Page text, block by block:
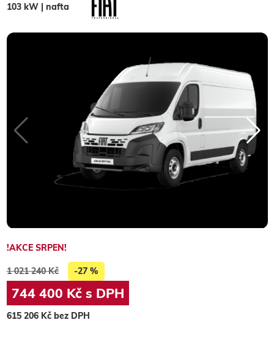
103 kW | nafta
!AKCE SRPEN!
1 021 240 Kč -27 %
744 400 Kč s DPH
615 206 Kč bez DPH